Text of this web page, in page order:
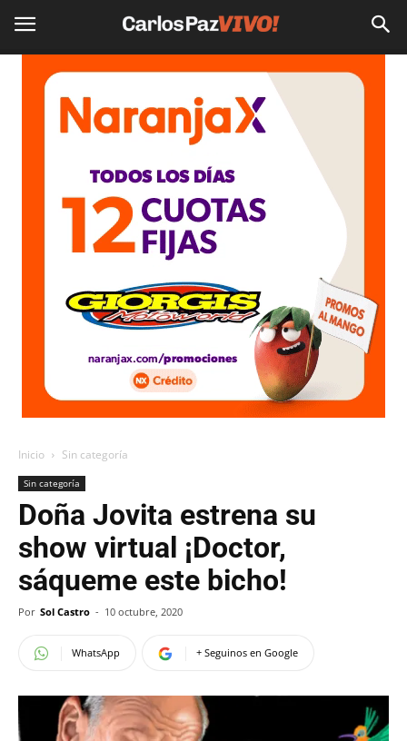
Inicio Sin categoría
Sin categoría
Doña Jovita estrena su
show virtual ¡Doctor,
sáqueme este bicho!
Por Sol Castro - 10 octubre, 2020
WhatsApp + Seguinos en Google